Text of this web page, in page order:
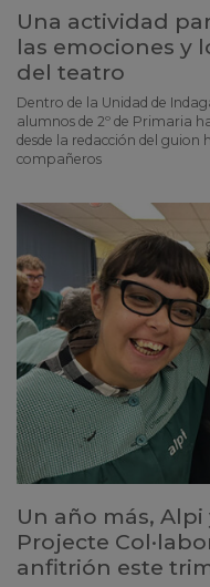
Una actividad
las emociones y
del teatro
Dentro de la Unidad de
alumnos de 2º de Primaria
desde la redacción del guion
compañeros
Un año más,
Projecte
anfitrión este